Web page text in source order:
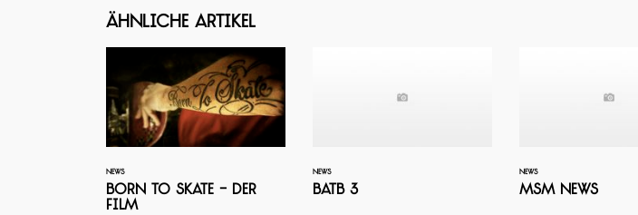
Ähnliche Artikel
NEWS
Born to Skate - Der
Film
NEWS
BATB 3
NEWS
MSM News